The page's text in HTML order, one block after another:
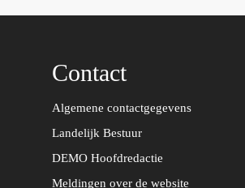
Contact
Algemene contactgegevens
Landelijk Bestuur
DEMO Hoofdredactie
Meldingen over de website